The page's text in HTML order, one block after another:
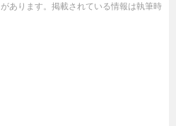
あります。掲載されている情報は執筆時